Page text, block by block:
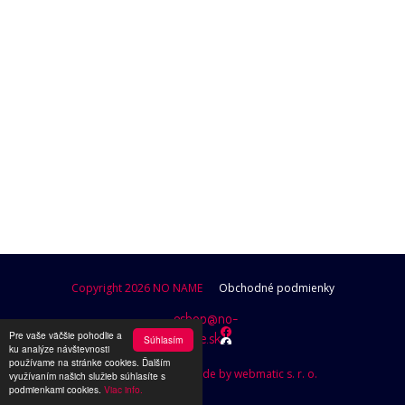
Súhlasím
Pre vaše väčšie pohodlie a
ku analýze návštevnosti
používame na stránke cookies. Ďalším
využívaním našich služieb súhlasíte s
podmienkami cookies. Viac info.
Copyright 2026 NO NAME Obchodné podmienky
eshop@no-
name.sk
Design by Brutusik, Code by webmatic s. r. o.